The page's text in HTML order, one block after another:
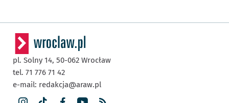
pl. Solny 14, 50-062 Wrocław
tel. 71 776 71 42
e-mail: redakcja@araw.pl